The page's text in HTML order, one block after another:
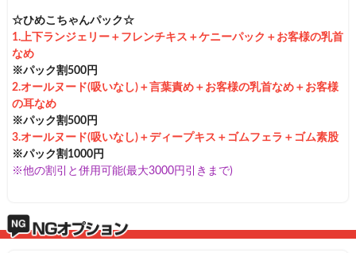
☆ひめこ ちゃんパック☆
1.上下ランジェリー＋フレンチキス＋ケニーパック＋お客様の乳首
なめ
※パック割500円
2.オールヌード(吸いなし)＋言葉責め＋お客様の乳首なめ＋お客様
の耳なめ
※パック割500円
3.オールヌード(吸いなし)＋ディープキス＋ゴムフェラ＋ゴム素股
※パック割1000円
※他の割引と併用可能(最大3000円引きまで)